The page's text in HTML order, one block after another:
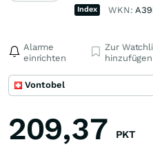
Index WKN:
Alarme
einrichten
Zur
hinzufügen
Vontobel
209,37 PKT